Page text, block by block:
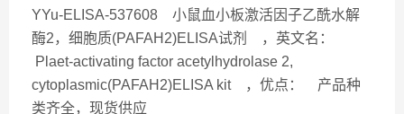
YYu-ELISA-537608 小鼠血小板激活因子乙酰水解
酶2，细胞质(PAFAH2)ELISA试剂 ，英文名：
Plaet-activating factor acetylhydrolase 2,
cytoplasmic(PAFAH2)ELISA kit ，优点： 产品种
类齐全，现货供应